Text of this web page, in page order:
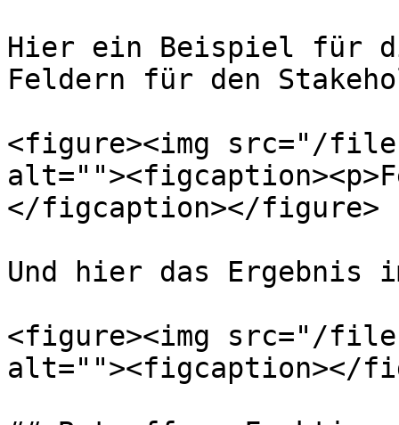
Hier ein Beispiel für
Feldern für den
<figure><img src="/files/
</figcaption></figure>
Und hier das Ergebnis
<figure><img src="/files/
alt=""><figcaption></